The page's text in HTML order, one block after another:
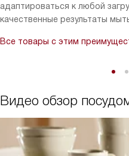
адаптироваться к любой
качественные результаты
Все товары с этим
Видео обзор